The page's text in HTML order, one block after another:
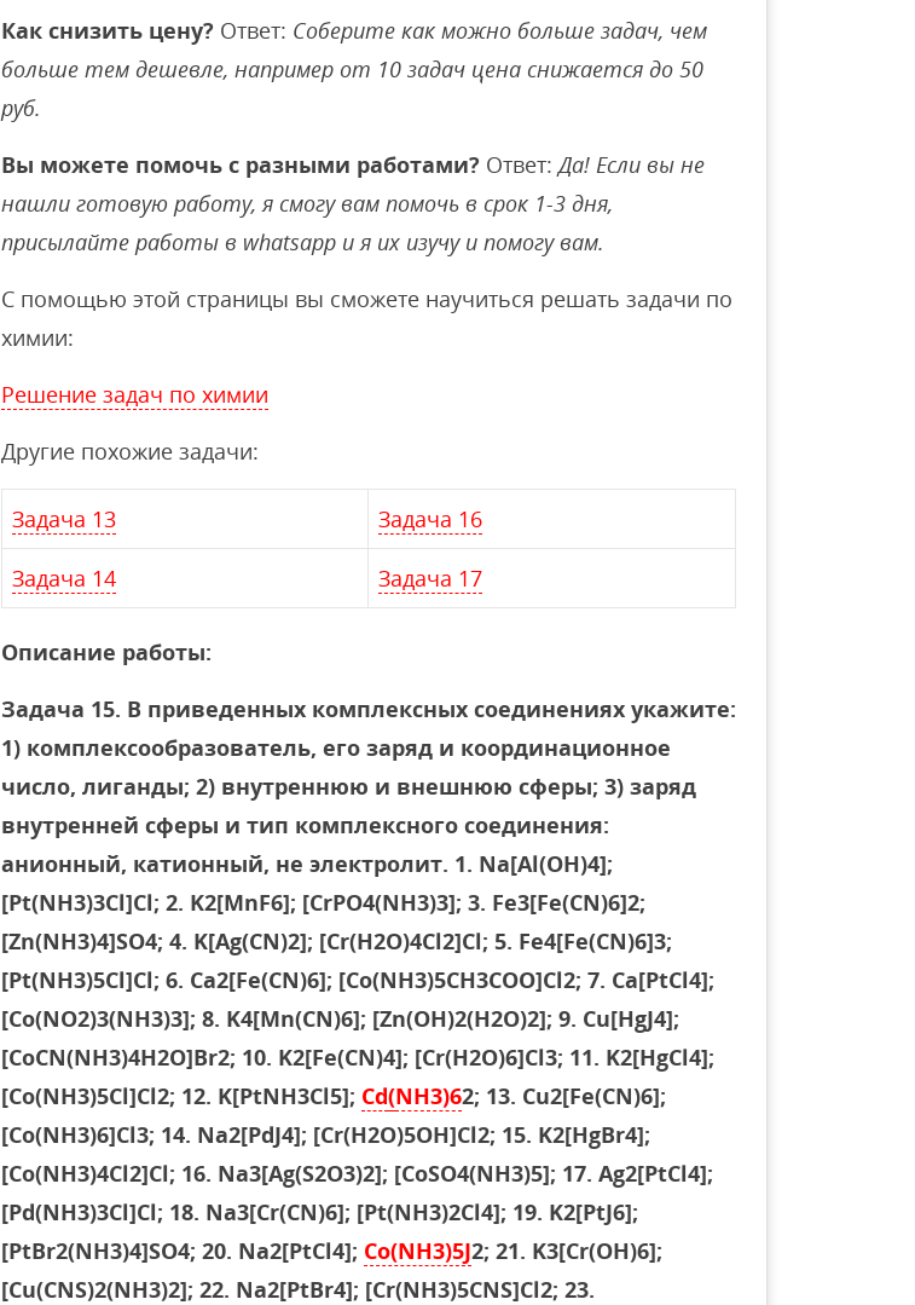
Как снизить цену? Ответ: Соберите как можно больше задач, чем
больше тем дешевле, например от 10 задач цена снижается до 50
руб.
Вы можете помочь с разными работами? Ответ:Да! Если вы не
нашли готовую работу, я смогу вам помочь в срок 1-3 дня,
присылайте работы в whatsapp и я их изучу и помогу вам.
С помощью этой страницы вы сможете научиться решать задачи по
химии:
Решение задач по химии
Другие похожие задачи:
Задача 13 Задача 16
Задача 14 Задача 17
Описание работы:
Задача 15. В приведенных комплексных соединениях укажите:
1) комплексообразователь, его заряд и координационное
число, лиганды; 2) внутреннюю и внешнюю сферы; 3) заряд
внутренней сферы и тип комплексного соединения:
анионный, катионный, не электролит. 1. Na[Al(OH)4];
[Pt(NH3)3Cl]Cl; 2. K2[MnF6]; [CrPO4(NH3)3]; 3. Fe3[Fe(CN)6]2;
[Zn(NH3)4]SO4; 4. K[Ag(CN)2]; [Cr(H2O)4Cl2]Cl; 5. Fe4[Fe(CN)6]3;
[Pt(NH3)5Cl]Cl; 6. Ca2[Fe(CN)6]; [Co(NH3)5CH3COO]Cl2; 7. Ca[PtCl4];
[Co(NO2)3(NH3)3]; 8. K4[Mn(CN)6]; [Zn(OH)2(H2O)2]; 9. Cu[HgJ4];
[CoCN(NH3)4H2O]Br2; 10. K2[Fe(CN)4]; [Cr(H2O)6]Cl3; 11. K2[HgCl4];
[Co(NH3)5Cl]Cl2; 12. K[PtNH3Cl5]; Cd(NH3)62; 13. Cu2[Fe(CN)6];
[Co(NH3)6]Cl3; 14. Na2[PdJ4]; [Cr(H2O)5OH]Cl2; 15. K2[HgBr4];
[Co(NH3)4Cl2]Cl; 16. Na3[Ag(S2O3)2]; [CoSO4(NH3)5]; 17. Ag2[PtCl4];
[Pd(NH3)3Cl]Cl; 18. Na3[Cr(CN)6]; [Pt(NH3)2Cl4]; 19. K2[PtJ6];
[PtBr2(NH3)4]SO4; 20. Na2[PtCl4]; Co(NH3)5J2; 21. K3[Cr(OH)6];
[Cu(CNS)2(NH3)2]; 22. Na2[PtBr4]; [Cr(NH3)5CNS]Cl2; 23.